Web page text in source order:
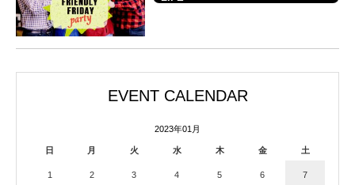
EVENT CALENDAR
2023年01月
日 月 火 水 木 金 土
1 2 3 4 5 6 7